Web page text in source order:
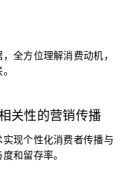
全方位理解消费动机，
关性的营销传播
现个性化消费者传播与
和留存率。